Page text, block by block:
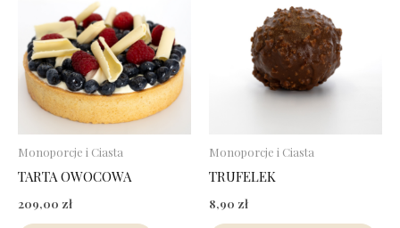
Monoporcje i Ciasta
TARTA OWOCOWA
209,00 zł
ma
wiele
wariantów.
Opcje
można
wybrać
produktu
Monoporcje i Ciasta
TRUFELEK
8,90 zł